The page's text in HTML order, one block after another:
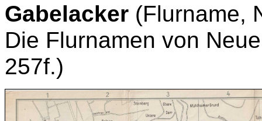
Gabelacker (Flurname,
Die Flurnamen von
257f.)